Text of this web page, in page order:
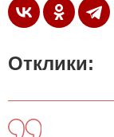
Отклики: